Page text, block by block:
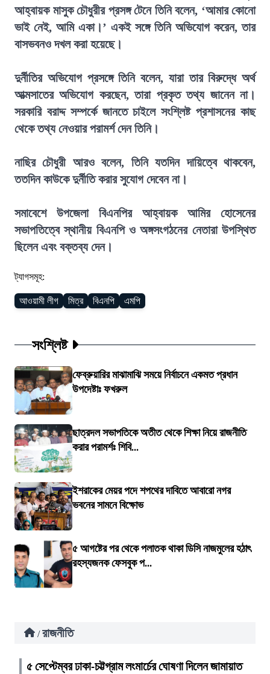
আহ্বায়ক মাসুক চৌধুরীর প্রসঙ্গ টেনে তিনি বলেন, ‘আমার কোনো
ভাই নেই, আমি একা।’ একই সঙ্গে তিনি অভিযোগ করেন, তার
বাসভবনও দখল করা হয়েছে।
দুর্নীতির অভিযোগ প্রসঙ্গে তিনি বলেন, যারা তার বিরুদ্ধে অর্থ
আত্মসাতের অভিযোগ করছেন, তারা প্রকৃত তথ্য জানেন না।
সরকারি বরাদ্দ সম্পর্কে জানতে চাইলে সংশ্লিষ্ট প্রশাসনের কাছ
থেকে তথ্য নেওয়ার পরামর্শ দেন তিনি।
নাছির চৌধুরী আরও বলেন, তিনি যতদিন দায়িত্বে থাকবেন,
ততদিন কাউকে দুর্নীতি করার সুযোগ দেবেন না।
সমাবেশে উপজেলা বিএনপির আহ্বায়ক আমির হোসেনের
সভাপতিত্বে স্থানীয় বিএনপি ও অঙ্গসংগঠনের নেতারা উপস্থিত
ছিলেন এবং বক্তব্য দেন।
ট্যাগসমূহ:
আওয়ামী লীগ মিত্র বিএনপি এমপি
সংশ্লিষ্ট
ফেব্রুয়ারির মাঝামাঝি সময়ে নির্বাচনে একমত প্রধান
উপদেষ্টাঃ ফখরুল
ছাত্রদল সভাপতিকে অতীত থেকে শিক্ষা নিয়ে রাজনীতি
করার পরামর্শঃ শিবি...
ইশরাকের মেয়র পদে শপথের দাবিতে আবারো নগর
ভবনের সামনে বিক্ষোভ
৫ আগষ্টের পর থেকে পলাতক থাকা ডিসি নাজমুলের হঠাৎ
রহস্যজনক ফেসবুক প...
/ রাজনীতি
৫ সেপ্টেম্বর ঢাকা-চট্টগ্রাম লংমার্চের ঘোষণা দিলেন জামায়াত